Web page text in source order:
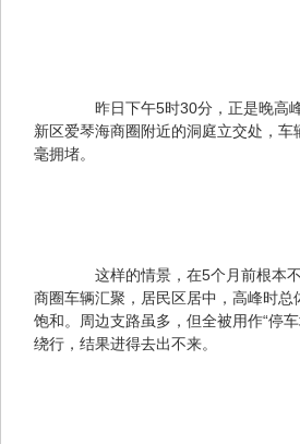
昨日下午5时30分，正是晚高
新区爱琴海商圈附近的洞庭立交处，车
毫拥堵。
这样的情景，在5个月前根本不
商圈车辆汇聚，居民区居中，高峰时总
饱和。周边支路虽多，但全被用作“停
绕行，结果进得去出不来。